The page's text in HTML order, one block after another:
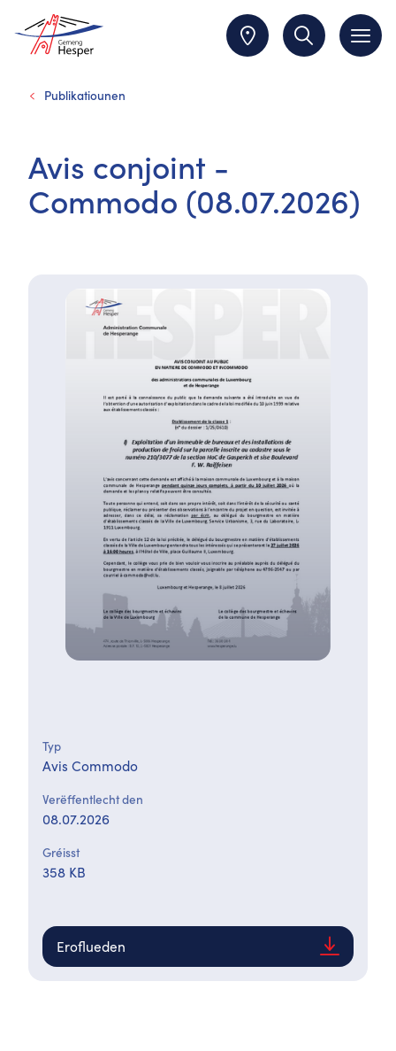
Publikatiounen
Avis conjoint -
Commodo (08.07.2026)
Typ
Avis Commodo
Verëffentlecht den
08.07.2026
Gréisst
358 KB
Eroflueden